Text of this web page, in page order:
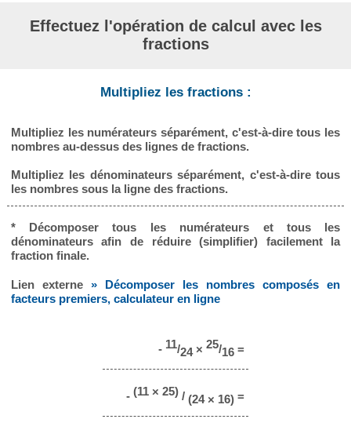
Effectuez l'opération de calcul avec les
fractions
Multipliez les fractions :
Multipliez les numérateurs séparément, c'est-à-dire tous les
nombres au-dessus des lignes de fractions.
Multipliez les dénominateurs séparément, c'est-à-dire tous
les nombres sous la ligne des fractions.
* Décomposer tous les numérateurs et tous les
dénominateurs afin de réduire (simplifier) facilement la
fraction finale.
Lien externe » Décomposer les nombres composés en
facteurs premiers, calculateur en ligne
- 11/24 × 25/16 =
- (11 × 25) / (24 × 16) =